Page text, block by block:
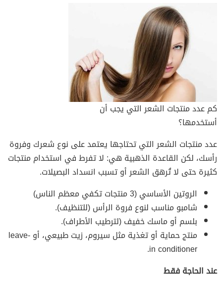
كم عدد منتجات الشعر التي يجب أن
أستخدمها؟
عدد منتجات الشعر التي تحتاجها يعتمد على نوع شعرك وفروة
رأسك، لكن القاعدة الذهبية هي: لا تفرط في استخدام منتجات
كثيرة حتى لا تُرهق الشعر أو تسبب انسداد البصيلات.
الروتين الأساسي (3 منتجات تكفي معظم الناس)
شامبو مناسب لنوع فروة الرأس (للتنظيف).
بلسم أو ماسك خفيف (لترطيب الأطراف).
منتج حماية أو تغذية مثل سيروم، زيت طبيعي، أو leave-
in conditioner.
عند الحاجة فقط